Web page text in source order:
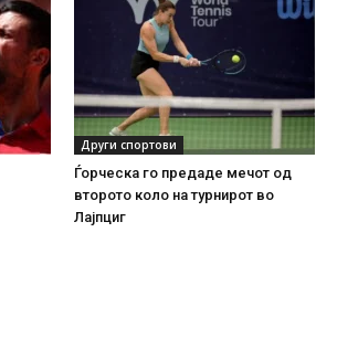
Други спортови
Ѓорческа го предаде мечот од
второто коло на турнирот во
Лајпциг